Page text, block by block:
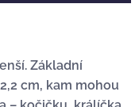
Základní
cm, kam mohou